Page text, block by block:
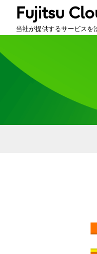
Fujitsu
当社が提供するサービスを